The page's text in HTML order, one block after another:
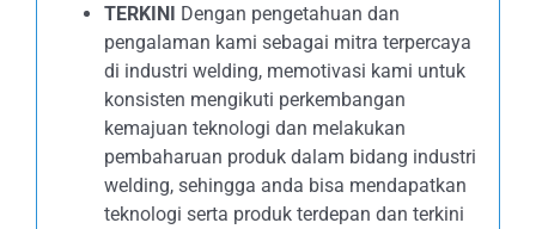
TERKINI Dengan pengetahuan dan
pengalaman kami sebagai mitra terpercaya
di industri welding, memotivasi kami untuk
konsisten mengikuti perkembangan
kemajuan teknologi dan melakukan
pembaharuan produk dalam bidang industri
welding, sehingga anda bisa mendapatkan
teknologi serta produk terdepan dan terkini